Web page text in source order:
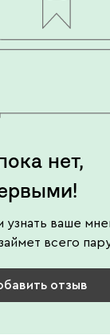
нет,
узнать ваше
всего
отзыв